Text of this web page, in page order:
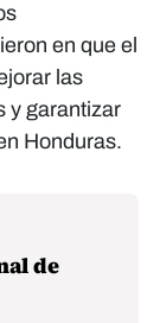
en que el
las
y garantizar
Honduras.
de